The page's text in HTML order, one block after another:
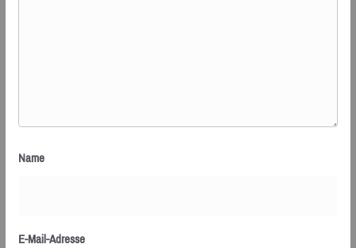
Name
E-Mail-Adresse